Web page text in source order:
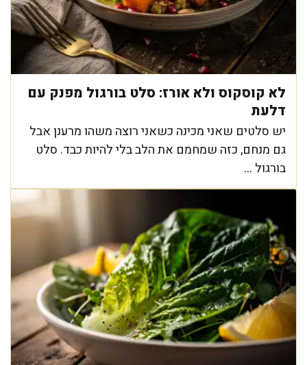
לא קוסקוס ולא אורז: סלט בורגול מפנק עם
דלעת
יש סלטים שאני מכינה כשאני רוצה משהו מרענן אבל
גם מנחם, כזה שמחמם את הלב בלי להיות כבד. סלט
בורגול ...